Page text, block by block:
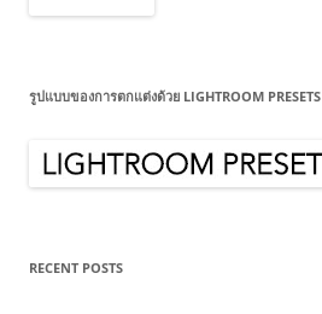
รูปแบบของการตกแต่งด้วย LIGHTROOM PRESETS
RECENT POSTS